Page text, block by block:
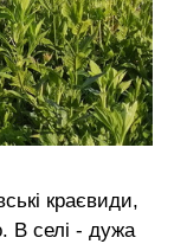
краєвиди,
В селі - дужа